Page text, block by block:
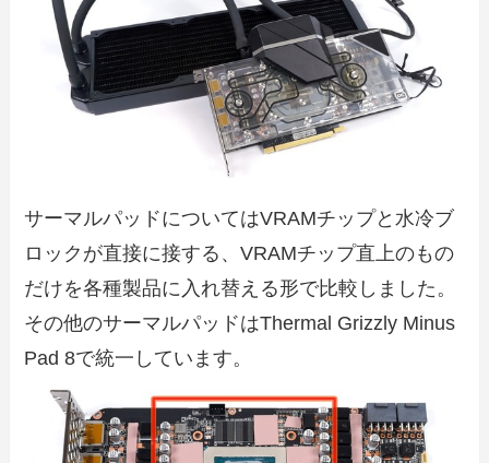
サーマルパッドについてはVRAMチップと水冷ブ
ロックが直接に接する、VRAMチップ直上のもの
だけを各種製品に入れ替える形で比較しました。
その他のサーマルパッドはThermal Grizzly Minus
Pad 8で統一しています。